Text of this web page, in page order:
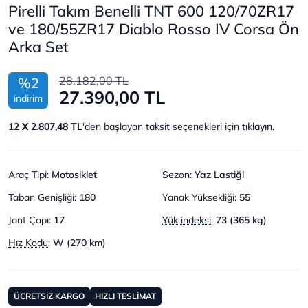
Pirelli Takım Benelli TNT 600 120/70ZR17
ve 180/55ZR17 Diablo Rosso IV Corsa Ön
Arka Set
%2
indirim
28.182,00 TL
27.390,00 TL
12 X 2.807,48 TL'den başlayan taksit seçenekleri için tıklayın.
Araç Tipi: Motosiklet Sezon: Yaz Lastiği
Taban Genişliği: 180 Yanak Yüksekliği: 55
Jant Çapı: 17 Yük indeksi: 73 (365 kg)
Hız Kodu: W (270 km)
ÜCRETSİZ KARGO HIZLI TESLİMAT